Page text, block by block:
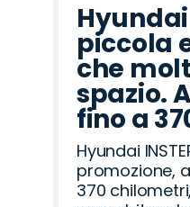
piccola
che
spazio.
fino a
Hyundai
promozione,
370